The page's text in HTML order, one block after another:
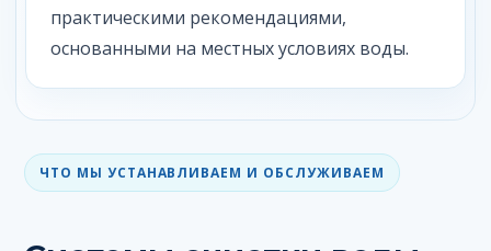
практическими рекомендациями,
основанными на местных условиях воды.
ЧТО МЫ УСТАНАВЛИВАЕМ И ОБСЛУЖИВАЕМ